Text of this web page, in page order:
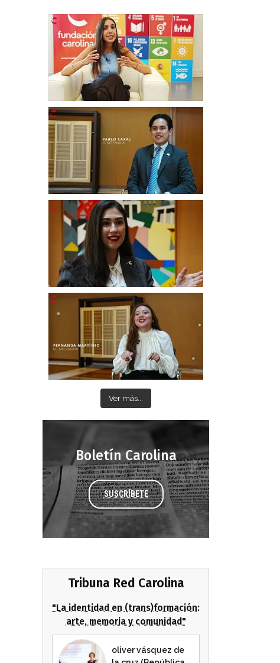
Ver más...
Boletín Carolina
SUSCRÍBETE
Tribuna Red Carolina
"La identidad en (trans)formación:
arte, memoria y comunidad"
oliver vásquez de